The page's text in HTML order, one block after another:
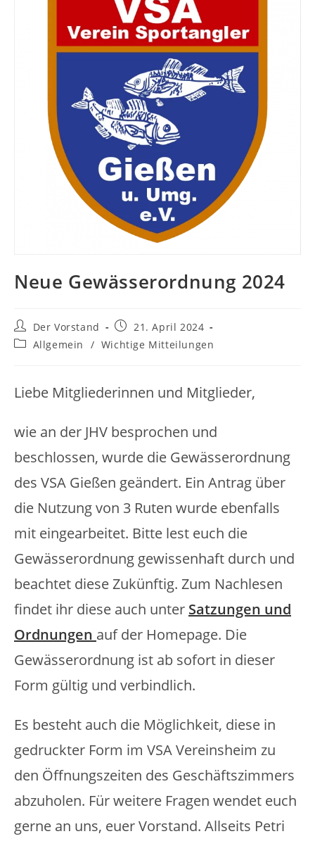
Neue Gewässerordnung 2024
Beitrags-
Autor:
Der Vorstand
Beitrag
veröffentlicht:
21. April 2024
Beitrags-
Allgemein / Wichtige Mitteilungen
Liebe Mitgliederinnen und Mitglieder,
wie an der JHV besprochen und
beschlossen, wurde die Gewässerordnung
des VSA Gießen geändert. Ein Antrag über
die Nutzung von 3 Ruten wurde ebenfalls
mit eingearbeitet. Bitte lest euch die
Gewässerordnung gewissenhaft durch und
beachtet diese Zukünftig. Zum Nachlesen
findet ihr diese auch unter Satzungen und
Ordnungen auf der Homepage. Die
Gewässerordnung ist ab sofort in dieser
Form gültig und verbindlich.
Es besteht auch die Möglichkeit, diese in
gedruckter Form im VSA Vereinsheim zu
den Öffnungszeiten des Geschäftszimmers
abzuholen. Für weitere Fragen wendet euch
gerne an uns, euer Vorstand. Allseits Petri